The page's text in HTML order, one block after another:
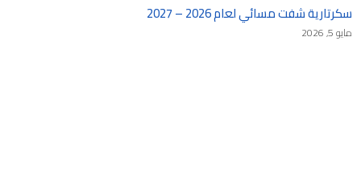
سكرتارية شفت مسائي لعام 2026 – 2027
مايو 5, 2026